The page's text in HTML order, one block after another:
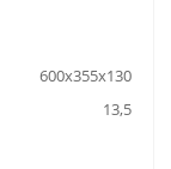
600x355x130
13,5